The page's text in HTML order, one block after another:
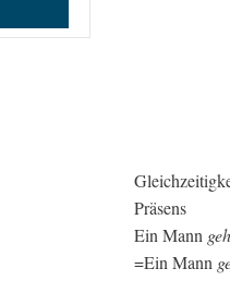
Präsens
Ein Mann
=Ein Mann